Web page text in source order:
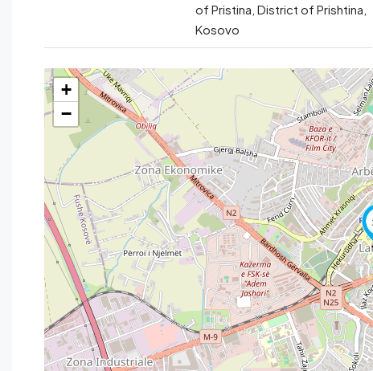
of Pristina, District of Prishtina,
Kosovo
+
−